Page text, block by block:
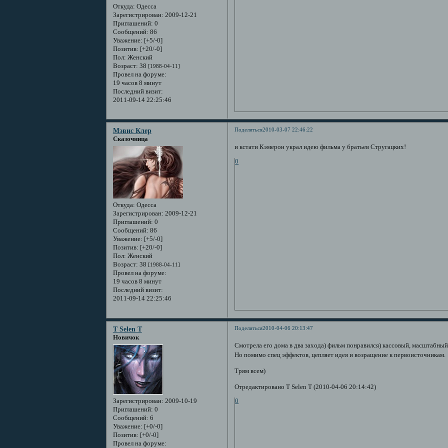
Откуда: Одесса
Зарегистрирован: 2009-12-21
Приглашений: 0
Сообщений: 86
Уважение: [+5/-0]
Позитив: [+20/-0]
Пол: Женский
Возраст: 38 [1988-04-11]
Провел на форуме:
19 часов 8 минут
Последний визит:
2011-09-14 22:25:46
Поделиться2010-03-07 22:46:22
Мэвис Клер
Сказочница
Откуда: Одесса
Зарегистрирован: 2009-12-21
Приглашений: 0
Сообщений: 86
Уважение: [+5/-0]
Позитив: [+20/-0]
Пол: Женский
Возраст: 38 [1988-04-11]
Провел на форуме:
19 часов 8 минут
Последний визит:
2011-09-14 22:25:46
и кстати Кэмерон украл идею фильма у братьев Стругацких!
0
Поделиться2010-04-06 20:13:47
T Selen T
Новичок
Зарегистрирован: 2009-10-19
Приглашений: 0
Сообщений: 6
Уважение: [+0/-0]
Позитив: [+0/-0]
Провел на форуме:
Смотрела его дома в два захода) фильм понравился) кассовый,
Но помимо спец эффектов, цепляет идея и возращение к первоисточникам.
Трям всем)
Отредактировано T Selen T (2010-04-06 20:14:42)
0